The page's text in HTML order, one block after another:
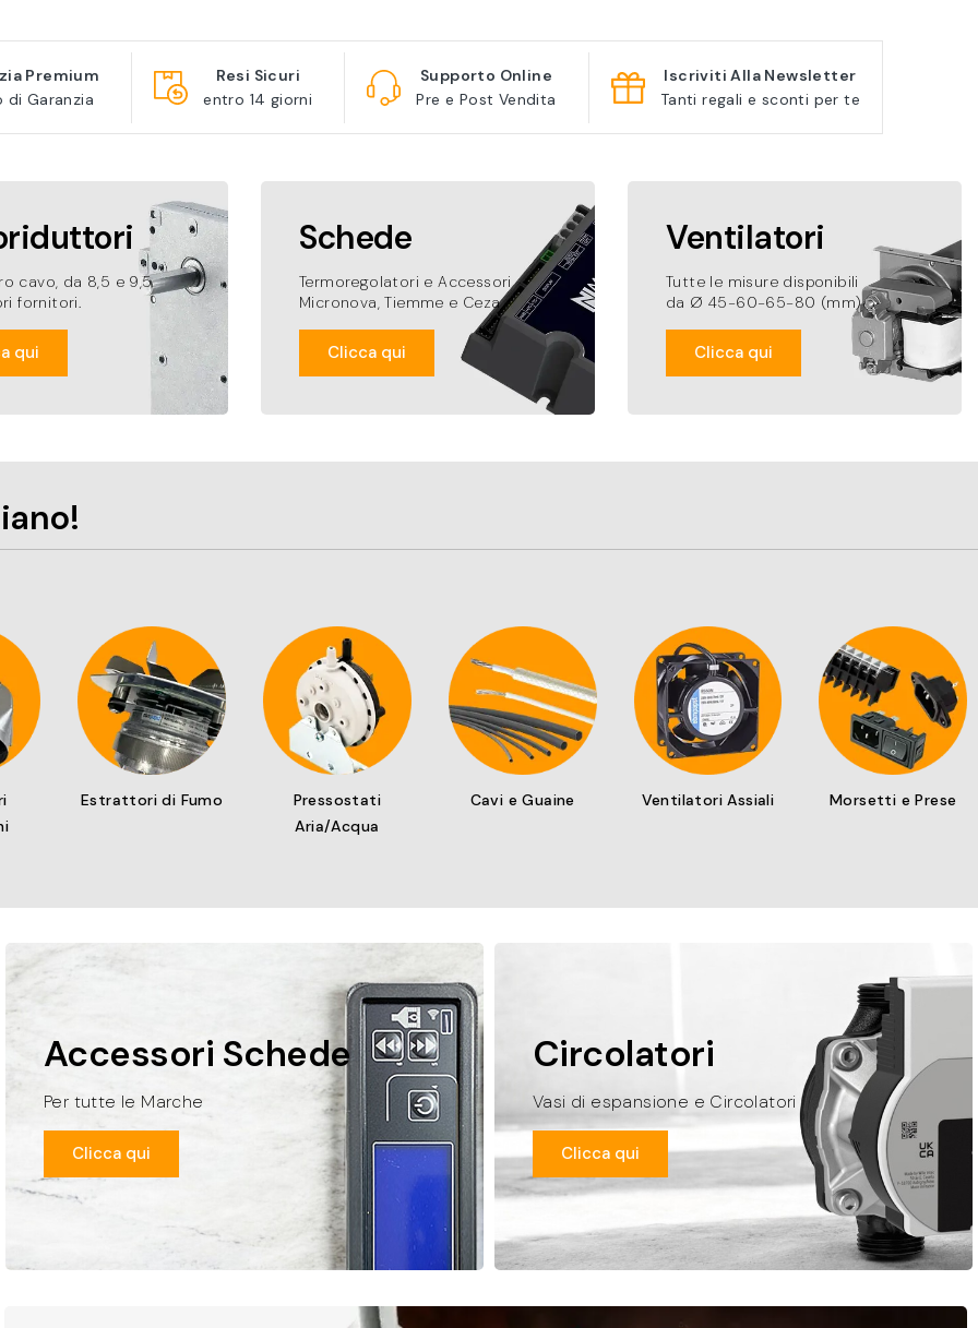
Premium
di Garanzia
Resi Sicuri
entro 14 giorni
Supporto Online
Pre e Post Vendita
Iscriviti Alla Newsletter
Tanti regali e sconti per te
cavo, da 8,5 e 9,5
fornitori.
qui
Schede
Termoregolatori e Accessori
Micronova, Tiemme e Ceza
Clicca qui
Ventilatori
Tutte le misure disponibili
da Ø 45-60-65-80 (mm)
Clicca qui
piano!
Estrattori di Fumo
Pressostati
Aria/Acqua
Cavi e Guaine Ventilatori Assiali Morsetti e Prese
Accessori Schede
Per tutte le Marche
Clicca qui
Circolatori
Vasi di espansione e Circolatori
Clicca qui